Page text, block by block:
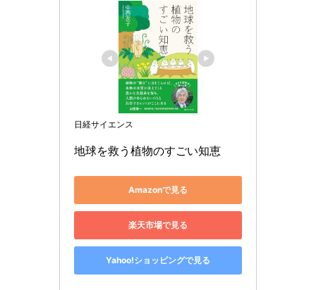
日経サイエンス
地球を救う植物のすごい知恵
Amazonで見る
楽天市場で見る
Yahoo!ショッピングで見る